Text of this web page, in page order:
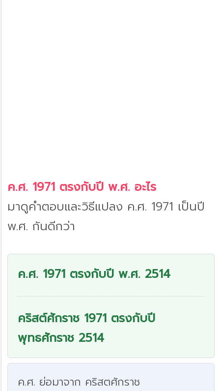
ค.ศ. 1971 ตรงกับปี พ.ศ. อะไร
มาดูคำตอบและวิธีแปลง ค.ศ. 1971 เป็นปี
พ.ศ. กันดีกว่า
ค.ศ. 1971 ตรงกับปี พ.ศ. 2514
คริสต์ศักราช 1971 ตรงกับปี
พุทธศักราช 2514
ค.ศ. ย่อมาจาก คริสตศักราช